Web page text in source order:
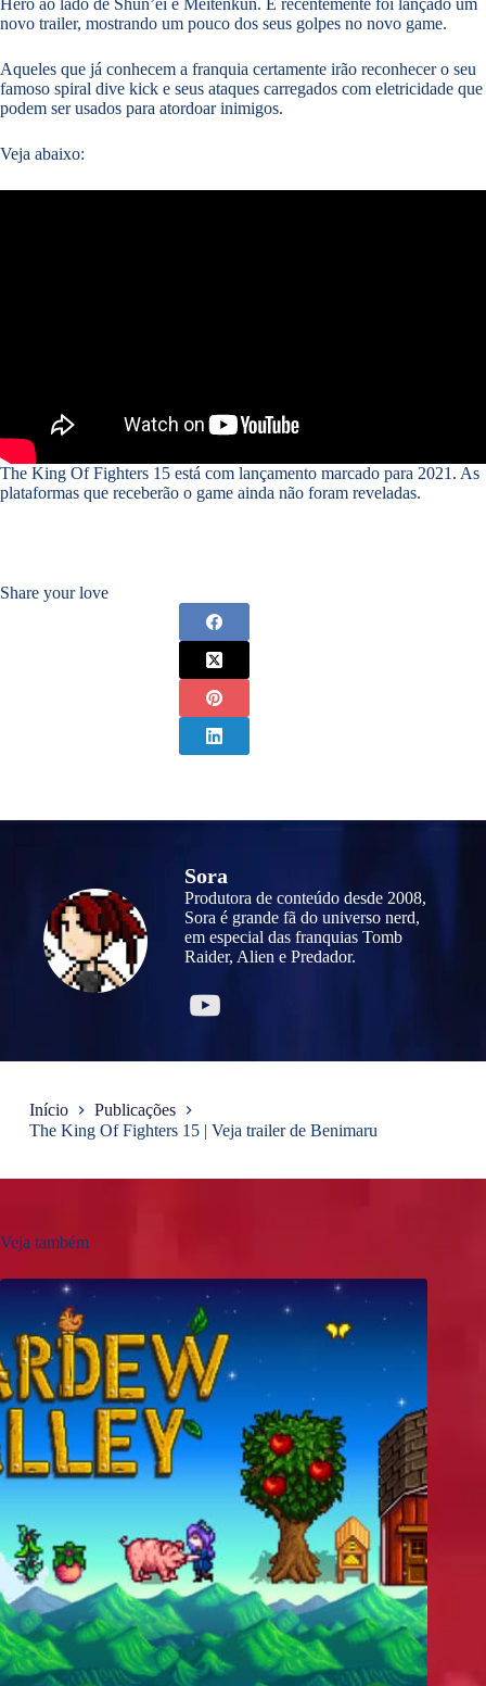
novo trailer, mostrando um pouco dos seus golpes no novo game.
Aqueles que já conhecem a franquia certamente irão reconhecer o seu
famoso spiral dive kick e seus ataques carregados com eletricidade que
podem ser usados para atordoar inimigos.
Veja abaixo:
The King Of Fighters 15 está com lançamento marcado para 2021. As
plataformas que receberão o game ainda não foram reveladas.
Share your love
Sora
Produtora de conteúdo desde 2008,
Sora é grande fã do universo nerd,
em especial das franquias Tomb
Raider, Alien e Predador.
Início
Publicações
The King Of Fighters 15 | Veja trailer de Benimaru
Veja também